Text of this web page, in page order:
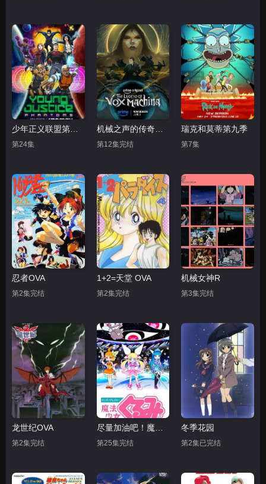
第24集
机械之声的传奇第四季
第12集完结
瑞克和莫蒂第九季
第7集
忍者OVA
第2集完结
1+2=天堂 OVA
第2集完结
机械女神R
第3集完结
龙世纪OVA
第2集完结 第25集完结
冬季花园
第2集已完结